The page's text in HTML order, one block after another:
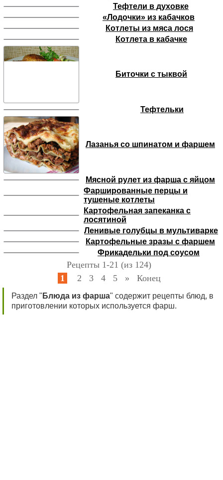
Тефтели в духовке
«Лодочки» из кабачков
Котлеты из мяса лося
Котлета в кабачке
Биточки с тыквой
Тефтельки
Лазанья со шпинатом и фаршем
Мясной рулет из фарша с яйцом
Фаршированные перцы и
тушеные котлеты
Картофельная запеканка с
лосятиной
Ленивые голубцы в мультиварке
Картофельные зразы с фаршем
Фрикадельки под соусом
Рецепты 1-21 (из 124)
1
2 3 4 5 » Конец
Раздел " Блюда из фарша" содержит рецепты блюд, в
приготовлении которых используется фарш.